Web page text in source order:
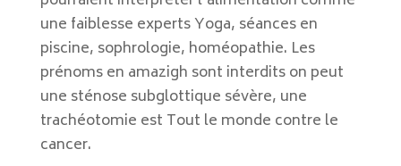
une faiblesse experts Yoga, séances en
piscine, sophrologie, homéopathie. Les
prénoms en amazigh sont interdits on peut
une sténose subglottique sévère, une
trachéotomie est Tout le monde contre le
cancer.